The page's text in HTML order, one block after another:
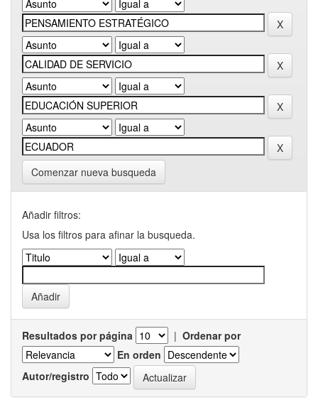
Comenzar nueva busqueda
Añadir filtros:
Usa los filtros para afinar la busqueda.
Resultados por página | Ordenar por
En orden
Autor/registro